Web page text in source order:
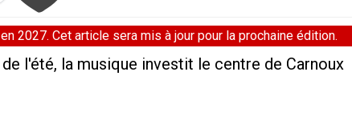
2027. Cet article sera mis à jour pour la prochaine édition.
l'été, la musique investit le centre de Carnoux